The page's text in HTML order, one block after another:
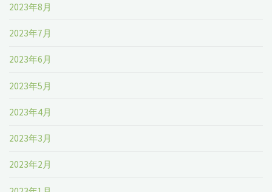
2023年8月
2023年7月
2023年6月
2023年5月
2023年4月
2023年3月
2023年2月